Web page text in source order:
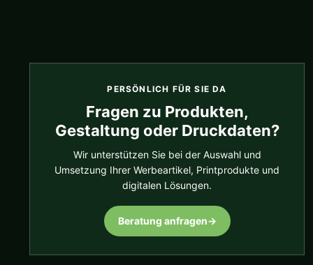
PERSÖNLICH FÜR SIE DA
Fragen zu Produkten,
Gestaltung oder Druckdaten?
Wir unterstützen Sie bei der Auswahl und
Umsetzung Ihrer Werbeartikel, Printprodukte und
digitalen Lösungen.
Beratung anfragen→